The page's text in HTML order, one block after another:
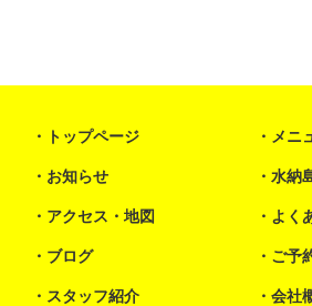
トップページ メニ
お知らせ 水納
アクセス・地図 よく
ブログ ご予
スタッフ紹介 会社